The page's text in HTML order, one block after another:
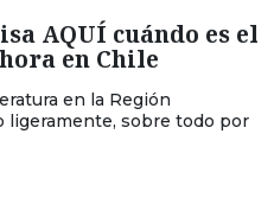
AQUÍ cuándo es el
en Chile
en la Región
sobre todo por